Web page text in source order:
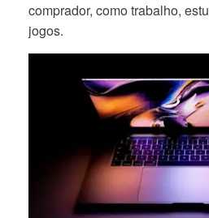
comprador, como trabalho,
jogos.